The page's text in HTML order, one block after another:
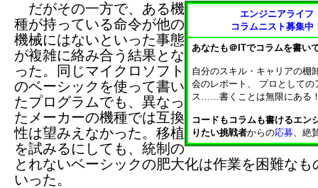
エンジニアライフ
コラムニスト募集中
あなたも＠ITでコラムを書い
自分のスキル・キャリアの棚
会のレポート、 プロとしての
ス……書くことは無限にある
コードもコラムも書けるエン
りたい挑戦者からの応募、絶
だがその一方で、ある機
種が持っている命令が他の
機械にはないといった事態
が複雑に絡み合う結果とな
った。同じマイクロソフト
のベーシックを使って書い
たプログラムでも、異なっ
たメーカーの機種では互換
性は望みえなかった。移植
を試みるにしても、統制の
とれないベーシックの肥大化は作業を困難なも
いった。